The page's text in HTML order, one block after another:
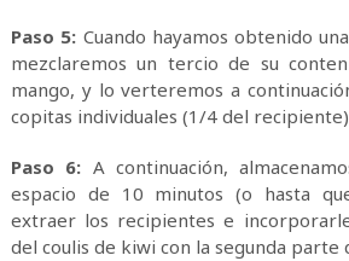
Paso 5: Cuando hayamos obtenido
mezclaremos un tercio de su
mango, y lo verteremos a
copitas individuales (1/4 del
Paso 6: A continuación,
espacio de 10 minutos (o hasta
extraer los recipientes e
del coulis de kiwi con la segunda parte